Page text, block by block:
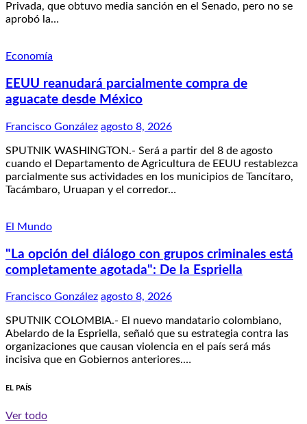
Privada, que obtuvo media sanción en el Senado, pero no se
aprobó la…
Economía
EEUU reanudará parcialmente compra de
aguacate desde México
Francisco González agosto 8, 2026
SPUTNIK WASHINGTON.- Será a partir del 8 de agosto
cuando el Departamento de Agricultura de EEUU restablezca
parcialmente sus actividades en los municipios de Tancítaro,
Tacámbaro, Uruapan y el corredor…
El Mundo
"La opción del diálogo con grupos criminales está
completamente agotada": De la Espriella
Francisco González agosto 8, 2026
SPUTNIK COLOMBIA.- El nuevo mandatario colombiano,
Abelardo de la Espriella, señaló que su estrategia contra las
organizaciones que causan violencia en el país será más
incisiva que en Gobiernos anteriores.…
EL PAÍS
Ver todo